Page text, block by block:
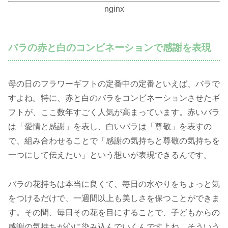
nginx
バラの赤と白のコンビネーションで感謝を表現
母の日のフラワーギフトの定番中の定番といえば、バラで
すよね。特に、赤と白のバラをコンビネーションさせたギ
フトが、ここ数年すごく人気が高まっています。赤いバラ
は「愛情と感謝」を表し、白いバラは「尊敬」を表すの
で、組み合わせることで「感謝の気持ちと尊敬の気持ちを
一つにして伝えたい」という想いが表現できるんです。
バラの花持ちは本当に良くて、毎日の水やりをちょっと気
をつけるだけで、一週間以上も美しさを保つことができま
す。その間、毎日その花を目にすることで、子どもからの